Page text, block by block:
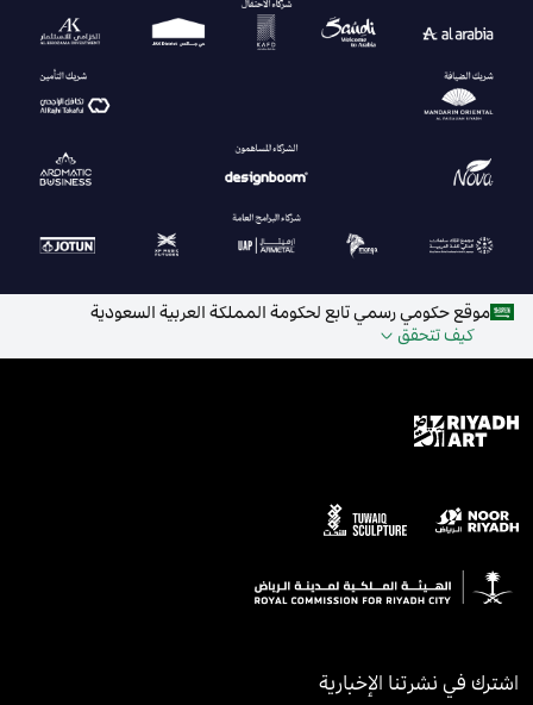
موقع حكومي رسمي تابع لحكومة المملكة العربية السعودية
كيف تتحقق
اشترك في نشرتنا الإخبارية